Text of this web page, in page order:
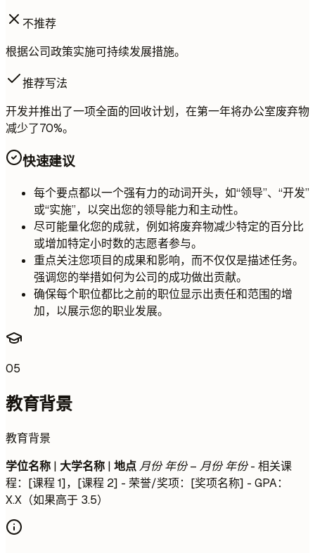
不推荐
根据公司政策实施可持续发展措施。
推荐写法
开发并推出了一项全面的回收计划，在第一年将办公室废弃物
减少了70%。
快速建议
每个要点都以一个强有力的动词开头，如“领导”、“开发”
或“实施”，以突出您的领导能力和主动性。
尽可能量化您的成就，例如将废弃物减少特定的百分比
或增加特定小时数的志愿者参与。
重点关注您项目的成果和影响，而不仅仅是描述任务。
强调您的举措如何为公司的成功做出贡献。
确保每个职位都比之前的职位显示出责任和范围的增
加，以展示您的职业发展。
05
教育背景
教育背景
学位名称 | 大学名称 | 地点 月份 年份 – 月份 年份- 相关课
程：[课程 1]，[课程 2] - 荣誉/奖项：[奖项名称] - GPA：
X.X（如果高于 3.5）